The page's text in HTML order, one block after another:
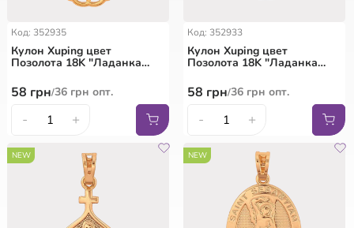
Код: 352935
Кулон Xuping цвет
Позолота 18K "Ладанка
до 7мм
58 грн/36 грн опт.
- +
Код: 352933
Кулон Xuping цвет
Позолота 18K "Ладанка
до 5мм
58 грн/36 грн опт.
- +
NEW NEW